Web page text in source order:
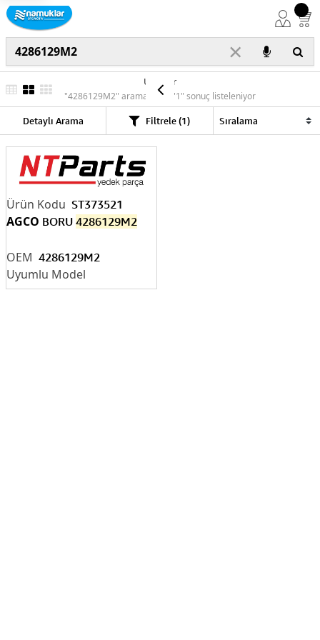
×
Ürünler
"4286129M2" araması için "1" sonuç listeleniyor
Detaylı Arama Filtrele (1)
ST373521
4286129M2
AGCO BORU 4286129M2